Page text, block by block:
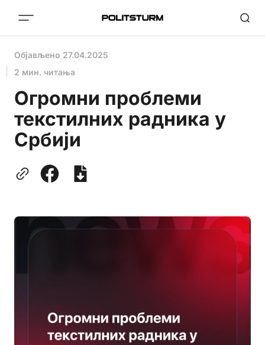
Објављено 27.04.2025
2 мин. читања
Огромни проблеми
текстилних радника у
Србији